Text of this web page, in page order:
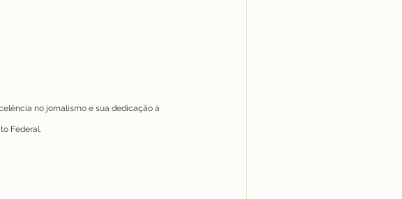
no jornalismo e sua dedicação à
Federal.